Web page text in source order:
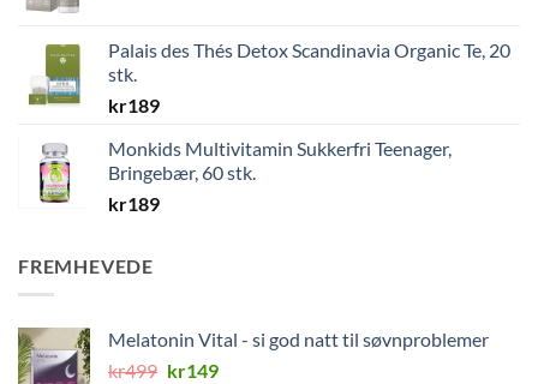
Palais des Thés Detox Scandinavia Organic Te, 20
stk.
kr189
Monkids Multivitamin Sukkerfri Teenager,
Bringebær, 60 stk.
kr189
FREMHEVEDE
Melatonin Vital - si god natt til søvnproblemer
kr499 Opprinnelig
kr149Nåværende